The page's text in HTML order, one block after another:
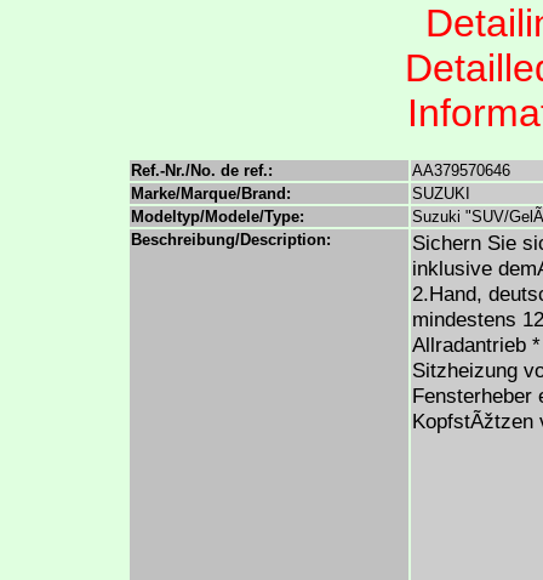
Ref.-Nr./No. de ref.:
AA379570646
Marke/Marque/Brand:
SUZUKI
Modeltyp/Modele/Type:
Suzuki "SUV/
Beschreibung/Description:
Sichern Sie
inklusive
2.Hand,
mindestens
Allradantrieb
Sitzheizung
Fensterheber
KopfstÃžtzen